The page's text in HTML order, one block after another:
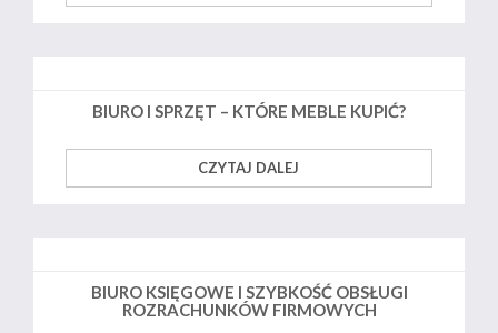
BIURO I SPRZĘT – KTÓRE MEBLE KUPIĆ?
CZYTAJ DALEJ
BIURO KSIĘGOWE I SZYBKOŚĆ OBSŁUGI
ROZRACHUNKÓW FIRMOWYCH